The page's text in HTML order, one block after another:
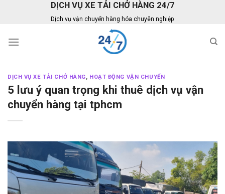
DỊCH VỤ XE TẢI CHỞ HÀNG 24/7
Dịch vụ vận chuyển hàng hóa chuyên nghiệp
DỊCH VỤ XE TẢI CHỞ HÀNG, HOẠT ĐỘNG VẬN CHUYỂN
5 lưu ý quan trọng khi thuê dịch vụ vận
chuyển hàng tại tphcm